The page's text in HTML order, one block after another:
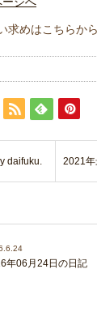
求めはこちらか
daifuku. 2021年
年06月24日の日記